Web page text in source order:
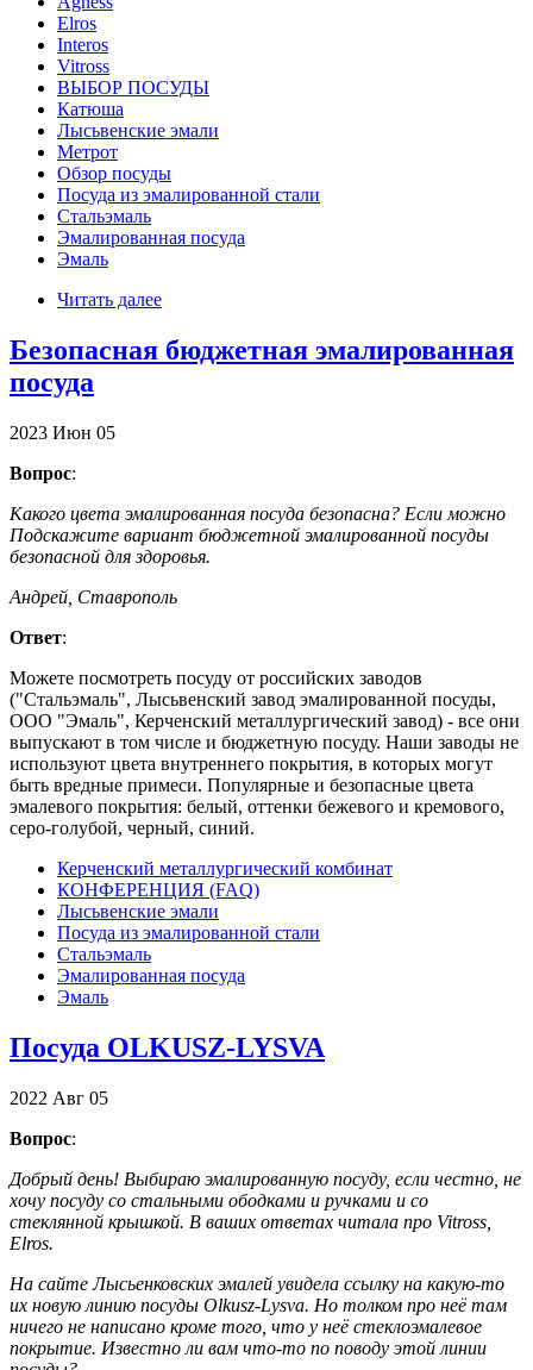
Elros
Interos
Vitross
ВЫБОР ПОСУДЫ
Катюша
Лысьвенские эмали
Метрот
Обзор посуды
Посуда из эмалированной стали
Стальэмаль
Эмалированная посуда
Эмаль
Читать далее
Безопасная бюджетная эмалированная
посуда
2023 Июн 05
Вопрос:
Какого цвета эмалированная посуда безопасна? Если можно
Подскажите вариант бюджетной эмалированной посуды
безопасной для здоровья.
Андрей, Ставрополь
Ответ:
Можете посмотреть посуду от российских заводов
("Стальэмаль", Лысьвенский завод эмалированной посуды,
ООО "Эмаль", Керченский металлургический завод) - все они
выпускают в том числе и бюджетную посуду. Наши заводы не
используют цвета внутреннего покрытия, в которых могут
быть вредные примеси. Популярные и безопасные цвета
эмалевого покрытия: белый, оттенки бежевого и кремового,
серо-голубой, черный, синий.
Керченский металлургический комбинат
КОНФЕРЕНЦИЯ (FAQ)
Лысьвенские эмали
Посуда из эмалированной стали
Стальэмаль
Эмалированная посуда
Эмаль
Посуда OLKUSZ-LYSVA
2022 Авг 05
Вопрос:
Добрый день! Выбираю эмалированную посуду, если честно, не
хочу посуду со стальными ободками и ручками и со
стеклянной крышкой. В ваших ответах читала про Vitross,
Elros.
На сайте Лысьенковских эмалей увидела ссылку на какую-то
их новую линию посуды Olkusz-Lysva. Но толком про неё там
ничего не написано кроме того, что у неё стеклоэмалевое
покрытие. Известно ли вам что-то по поводу этой линии